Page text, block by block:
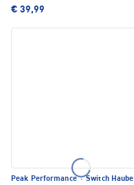
€ 39,99
Peak Performance·Switch Haube